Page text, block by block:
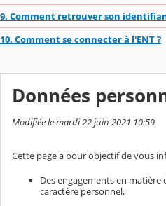
9. Comment retrouver son
10. Comment se connecter à l'ENT ?
Données
Modifiée le mardi 22 juin 2021 10:59
Cette page a pour objectif de vous
Des engagements en
caractère personnel,